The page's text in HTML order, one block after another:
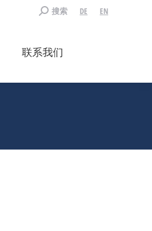
Search:
搜索 DE EN
联系我们